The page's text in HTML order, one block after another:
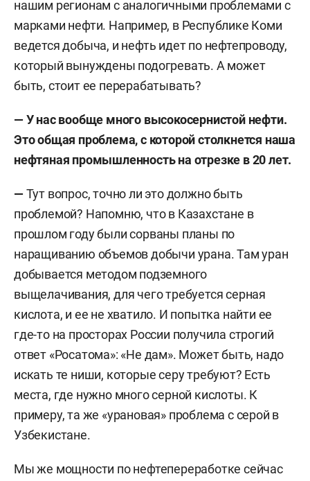
нашим регионам с аналогичными проблемами с
марками нефти. Например, в Республике Коми
ведется добыча, и нефть идет по нефтепроводу,
который вынуждены подогревать. А может
быть, стоит ее перерабатывать?
— У нас вообще много высокосернистой нефти.
Это общая проблема, с которой столкнется наша
нефтяная промышленность на отрезке в 20 лет.
— Тут вопрос, точно ли это должно быть
проблемой? Напомню, что в Казахстане в
прошлом году были сорваны планы по
наращиванию объемов добычи урана. Там уран
добывается методом подземного
выщелачивания, для чего требуется серная
кислота, и ее не хватило. И попытка найти ее
где-то на просторах России получила строгий
ответ «Росатома»: «Не дам». Может быть, надо
искать те ниши, которые серу требуют? Есть
места, где нужно много серной кислоты. К
примеру, та же «урановая» проблема с серой в
Узбекистане.
Мы же мощности по нефтепереработке сейчас